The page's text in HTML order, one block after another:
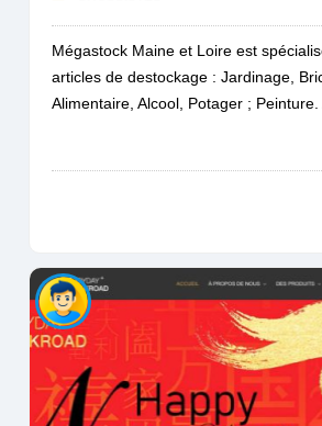
Mégastock Maine et Loire est
articles de destockage : Jardinage,
Alimentaire, Alcool, Potager ; Peinture.